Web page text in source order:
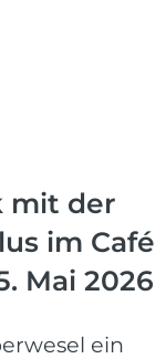
mit der
im Café
Mai 2026
ein